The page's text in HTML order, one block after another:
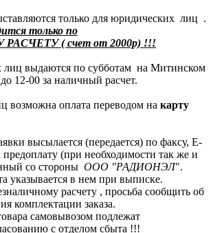
только для юридических лиц .
только по
( счет от 2000р) !!!
лиц выдаются по субботам на Митинском
12-00 за наличный расчет.
возможна оплата переводом на карту
высылается (передается) по факсу, E-
(при необходимости так же и
со стороны ООО "РАДИОНЭЛ".
указывается в нем при выписке.
расчету , просьба сообщить об
комплектации заказа.
самовывозом подлежат
с отделом сбыта !!!